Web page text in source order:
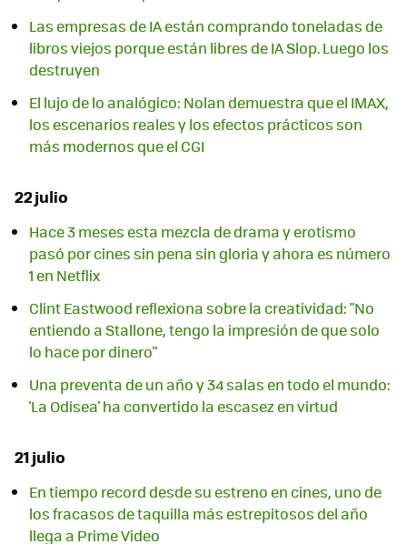
Las empresas de IA están comprando toneladas de
libros viejos porque están libres de IA Slop. Luego los
destruyen
El lujo de lo analógico: Nolan demuestra que el IMAX,
los escenarios reales y los efectos prácticos son
más modernos que el CGI
22 julio
Hace 3 meses esta mezcla de drama y erotismo
pasó por cines sin pena sin gloria y ahora es número
1 en Netflix
Clint Eastwood reflexiona sobre la creatividad: "No
entiendo a Stallone, tengo la impresión de que solo
lo hace por dinero"
Una preventa de un año y 34 salas en todo el mundo:
'La Odisea' ha convertido la escasez en virtud
21 julio
En tiempo record desde su estreno en cines, uno de
los fracasos de taquilla más estrepitosos del año
llega a Prime Video